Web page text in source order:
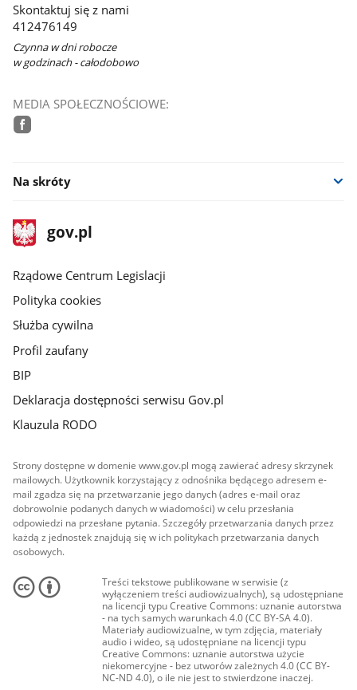
Skontaktuj się z nami
412476149
Czynna w dni robocze
w godzinach - całodobowo
MEDIA SPOŁECZNOŚCIOWE:
Na skróty
stopka
gov.plStrona
gov.pl
Rządowe Centrum Legislacji
Polityka cookies
Służba cywilna
Profil zaufany
BIP
Deklaracja dostępności serwisu Gov.pl
Klauzula RODO
Strony dostępne w domenie www.gov.pl mogą zawierać adresy skrzynek
mailowych. Użytkownik korzystający z odnośnika będącego adresem e-
mail zgadza się na przetwarzanie jego danych (adres e-mail oraz
dobrowolnie podanych danych w wiadomości) w celu przesłania
odpowiedzi na przesłane pytania. Szczegóły przetwarzania danych przez
każdą z jednostek znajdują się w ich politykach przetwarzania danych
osobowych.
Treści tekstowe publikowane w serwisie (z
wyłączeniem treści audiowizualnych), są udostępniane
na licencji typu Creative Commons: uznanie autorstwa
- na tych samych warunkach 4.0 (CC BY-SA 4.0).
Materiały audiowizualne, w tym zdjęcia, materiały
audio i wideo, są udostępniane na licencji typu
Creative Commons: uznanie autorstwa użycie
niekomercyjne - bez utworów zależnych 4.0 (CC BY-
NC-ND 4.0), o ile nie jest to stwierdzone inaczej.